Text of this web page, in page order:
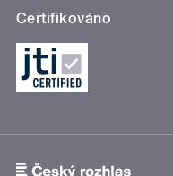
Certifikováno